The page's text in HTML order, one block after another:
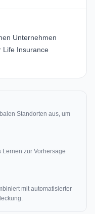
Unternehmen
Life Insurance
Standorten aus, um
Lernen zur Vorhersage
mit automatisierter